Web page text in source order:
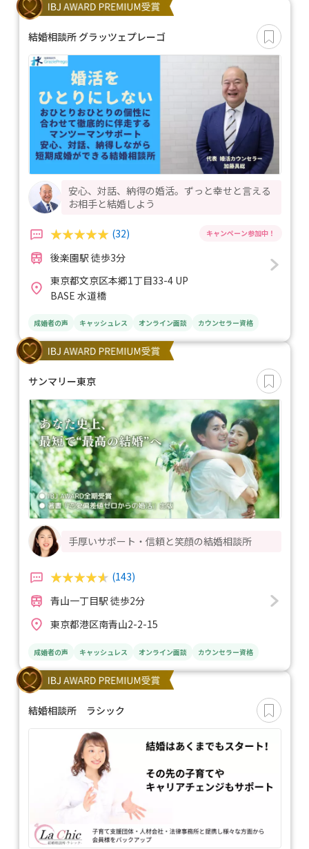
結婚相談所 グラッツェプレーゴ
安心、対話、納得の婚活。ずっと幸せと言える
お相手と結婚しよう
(32)
後楽園駅 徒歩3分
東京都文京区本郷1丁目33-4 UP
BASE 水道橋
成婚者の声 キャッシュレス オンライン面談 カウンセラー資格
サンマリー東京
手厚いサポート・信頼と笑顔の結婚相談所
(143)
青山一丁目駅 徒歩2分
東京都港区南青山2-2-15
成婚者の声 キャッシュレス オンライン面談 カウンセラー資格
結婚相談所 ラシック